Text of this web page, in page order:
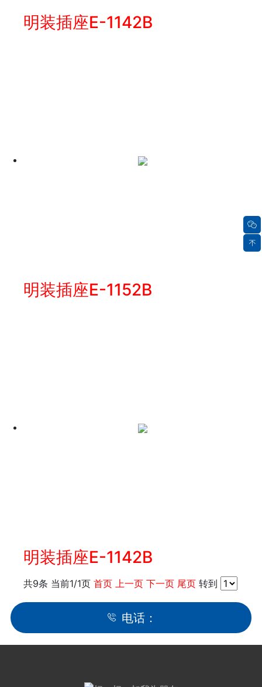
明装插座E-1142B
明装插座E-1152B
明装插座E-1142B
共9条 当前1/1页 首页 上一页 下一页 尾页 转到
电话：